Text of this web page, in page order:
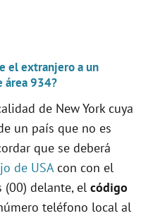
el extranjero a un
área 934?
de New York cuya
un país que no es
que se deberá
de USAcon con el
(00) delante, el código
teléfono local al